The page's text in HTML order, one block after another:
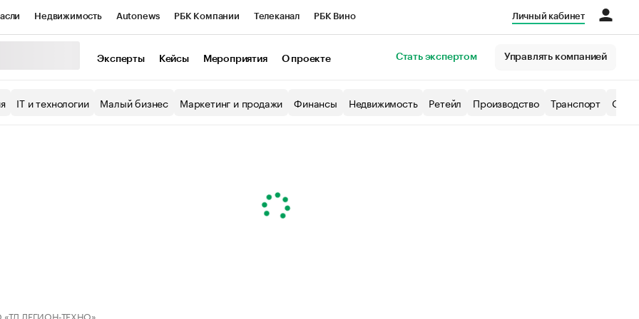
Недвижимость Autonews РБК Компании Телеканал РБК Вино
Экономика Бизнес
Личный кабинет
Эксперты Кейсы Мероприятия О проекте Стать экспертом Управлять компанией
IT и технологии Малый бизнес Маркетинг и продажи Финансы Недвижимость Ретейл Производство Транспорт
ЛЕГИОН-ТЕХНО»